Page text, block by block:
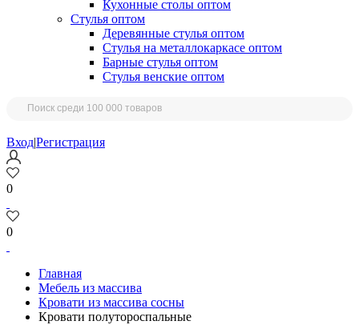
Кухонные столы оптом
Стулья оптом
Деревянные стулья оптом
Стулья на металлокаркасе оптом
Барные стулья оптом
Стулья венские оптом
Вход|Регистрация
0
0
Главная
Мебель из массива
Кровати из массива сосны
Кровати полутороспальные